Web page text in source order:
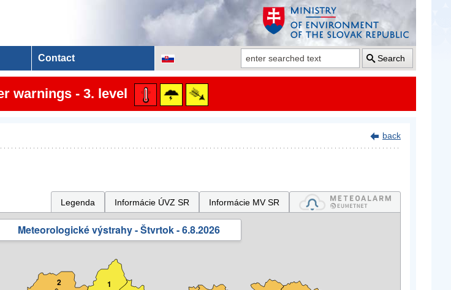
Contact Search
warnings - 3. level
back
Legenda Informácie ÚVZ SR Informácie MV SR
Meteorologické výstrahy - Štvrtok - 6.8.2026
2 1